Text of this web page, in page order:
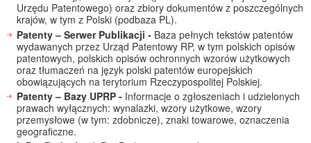
Urzędu Patentowego) oraz zbiory dokumentów z poszczególnych
krajów, w tym z Polski (podbaza PL).
Patenty – Serwer Publikacji - Baza pełnych tekstów patentów
wydawanych przez Urząd Patentowy RP, w tym polskich opisów
patentowych, polskich opisów ochronnych wzorów użytkowych
oraz tłumaczeń na język polski patentów europejskich
obowiązujących na terytorium Rzeczypospolitej Polskiej.
Patenty – Bazy UPRP - Informacje o zgłoszeniach i udzielonych
prawach wyłącznych: wynalazki, wzory użytkowe, wzory
przemysłowe (w tym: zdobnicze), znaki towarowe, oznaczenia
geograficzne.